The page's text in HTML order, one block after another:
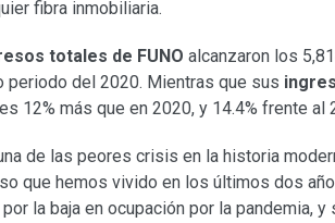
fibra inmobiliaria.
totales de FUNO alcanzaron los
periodo del 2020. Mientras que sus
12% más que en 2020, y 14.4% frente al
de las peores crisis en la historia
que hemos vivido en los últimos dos
la baja en ocupación por la pandemia,